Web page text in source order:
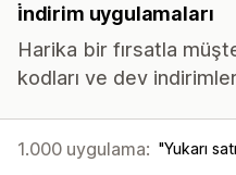
i̇ndirim uygulamaları
Harika bir fırsatla
kodları ve dev
1.000 uygulama: Yukarı